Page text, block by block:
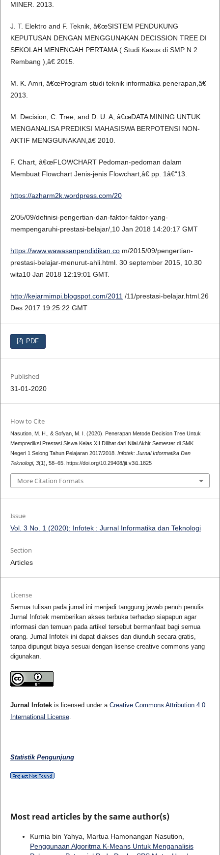
MINER. 2013.
J. T. Elektro and F. Teknik, â€œSISTEM PENDUKUNG
KEPUTUSAN DENGAN MENGGUNAKAN DECISSION TREE DI
SEKOLAH MENENGAH PERTAMA ( Studi Kasus di SMP N 2
Rembang ),â€ 2015.
M. K. Amri, â€œProgram studi teknik informatika penerapan,â€
2013.
M. Decision, C. Tree, and D. U. A, â€œDATA MINING UNTUK
MENGANALISA PREDIKSI MAHASISWA BERPOTENSI NON-
AKTIF MENGGUNAKAN,â€ 2010.
F. Chart, â€œFLOWCHART Pedoman-pedoman dalam
Membuat Flowchart Jenis-jenis Flowchart,â€ pp. 1â€“13.
https://azharm2k.wordpress.com/20
2/05/09/definisi-pengertian-dan-faktor-faktor-yang-
mempengaruhi-prestasi-belajar/,10 Jan 2018 14:20:17 GMT
https://www.wawasanpendidikan.com/2015/09/pengertian-
prestasi-belajar-menurut-ahli.html. 30 september 2015, 10.30
wita10 Jan 2018 12:19:01 GMT.
http://kejarmimpi.blogspot.com/2011 /11/prestasi-belajar.html.26
Des 2017 19:25:22 GMT
PDF
Published
31-01-2020
How to Cite
Nasution, M. H., & Sofyan, M. I. (2020). Penerapan Metode Decision Tree Untuk
Memprediksi Prestasi Siswa Kelas XII Dilihat dari Nilai Akhir Semester di SMK
Negeri 1 Selong Tahun Pelajaran 2017/2018. Infotek: Jurnal Informatika Dan
Teknologi, 3(1), 58–65. https://doi.org/10.29408/jit.v3i1.1825
More Citation Formats
Issue
Vol. 3 No. 1 (2020): Infotek : Jurnal Informatika dan Teknologi
Section
Articles
License
Semua tulisan pada jurnal ini menjadi tanggung jawab penuh penulis.
Jurnal Infotek memberikan akses terbuka terhadap siapapun agar
informasi dan temuan pada artikel tersebut bermanfaat bagi semua
orang. Jurnal Infotek ini dapat diakses dan diunduh secara gratis,
tanpa dipungut biaya sesuai dengan lisense creative commons yang
digunakan.
Jurnal Infotekis licensed under a Creative Commons Attribution 4.0
International License.
Statistik Pengunjung
Most read articles by the same author(s)
Kurnia bin Yahya, Martua Hamonangan Nasution,
Penggunaan Algoritma K-Means Untuk Menganalisis